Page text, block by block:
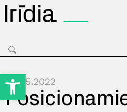
Open toolbar
03.05.2022